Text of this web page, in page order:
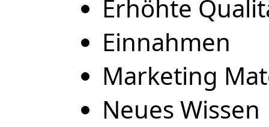
Erhöhte
Einnahmen
Marketing
Neues Wissen